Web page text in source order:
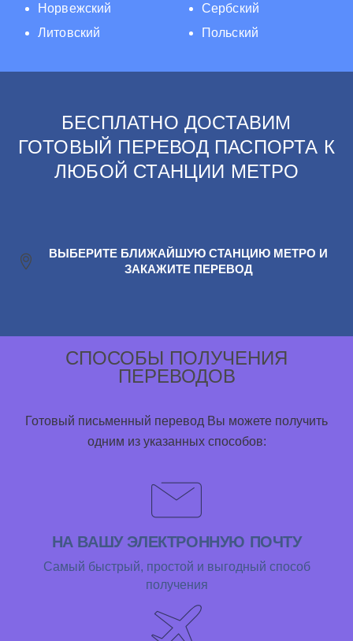
Норвежский
Литовский
Сербский
Польский
БЕСПЛАТНО ДОСТАВИМ
ГОТОВЫЙ ПЕРЕВОД ПАСПОРТА К
ЛЮБОЙ СТАНЦИИ МЕТРО
ВЫБЕРИТЕ БЛИЖАЙШУЮ СТАНЦИЮ МЕТРО И
ЗАКАЖИТЕ ПЕРЕВОД
СПОСОБЫ ПОЛУЧЕНИЯ
ПЕРЕВОДОВ
Готовый письменный перевод Вы можете получить
одним из указанных способов:
НА ВАШУ ЭЛЕКТРОННУЮ ПОЧТУ
Самый быстрый, простой и выгодный способ
получения